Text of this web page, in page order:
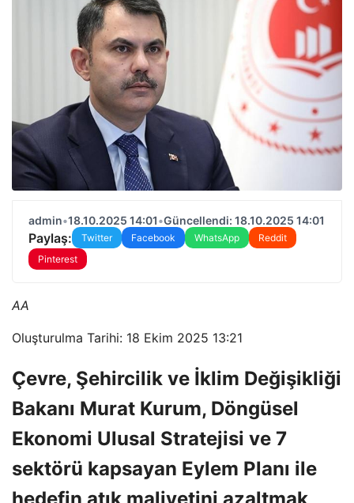
admin•18.10.2025 14:01•Güncellendi: 18.10.2025 14:01
Paylaş: Twitter Facebook WhatsApp
Reddit
Pinterest
AA
Oluşturulma Tarihi: 18 Ekim 2025 13:21
Çevre, Şehircilik ve İklim Değişikliği
Bakanı Murat Kurum, Döngüsel
Ekonomi Ulusal Stratejisi ve 7
sektörü kapsayan Eylem Planı ile